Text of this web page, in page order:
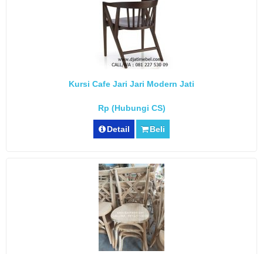
Kursi Cafe Jari Jari Modern Jati
Rp (Hubungi CS)
Detail Beli